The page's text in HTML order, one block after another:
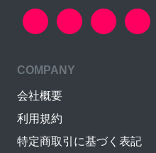
COMPANY
会社概要
利用規約
特定商取引に基づく表記